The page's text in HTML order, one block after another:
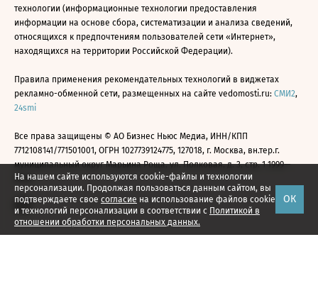
На нашем сайте используются cookie-файлы и технологии
персонализации. Продолжая пользоваться данным сайтом, вы
подтверждаете свое согласие на использование файлов cookie
и технологий персонализации в соответствии с Политикой в
отношении обработки персональных данных.
ОК
технологии (информационные технологии предоставления
информации на основе сбора, систематизации и анализа сведений,
относящихся к предпочтениям пользователей сети «Интернет»,
находящихся на территории Российской Федерации).
Правила применения рекомендательных технологий в виджетах
рекламно-обменной сети, размещенных на сайте vedomosti.ru: СМИ2,
24smi
Все права защищены © АО Бизнес Ньюс Медиа, ИНН/КПП
7712108141/771501001, ОГРН 1027739124775, 127018, г. Москва, вн.тер.г.
муниципальный округ Марьина Роща, ул. Полковая, д. 3, стр. 1 1999—
2026